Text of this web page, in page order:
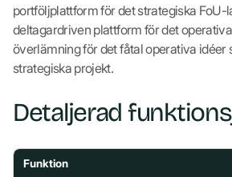
portföljplattform för det strategiska FoU-
deltagardriven plattform för det
överlämning för det fåtal operativa idéer
strategiska projekt.
Detaljerad
Funktion